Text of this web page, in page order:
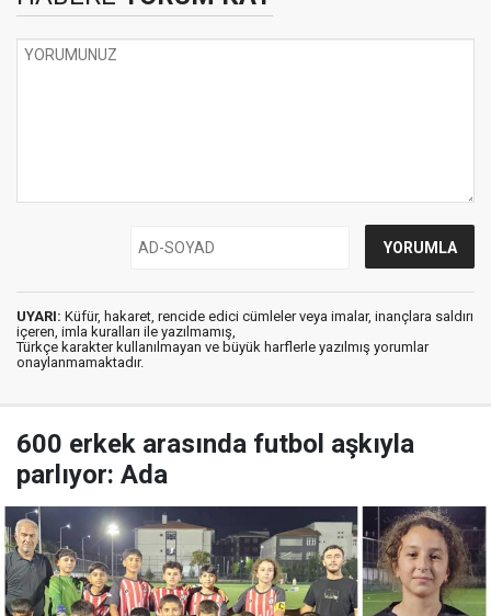
UYARI: Küfür, hakaret, rencide edici cümleler veya imalar, inançlara saldırı
içeren, imla kuralları ile yazılmamış,
Türkçe karakter kullanılmayan ve büyük harflerle yazılmış yorumlar
onaylanmamaktadır.
600 erkek arasında futbol aşkıyla
parlıyor: Ada